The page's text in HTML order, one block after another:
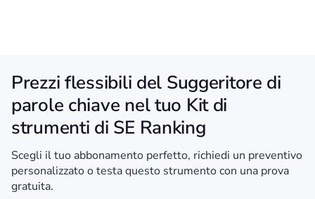
Prezzi flessibili del Suggeritore di
parole chiave nel tuo Kit di
strumenti di SE Ranking
Scegli il tuo abbonamento perfetto, richiedi un preventivo
personalizzato o testa questo strumento con una prova
gratuita.